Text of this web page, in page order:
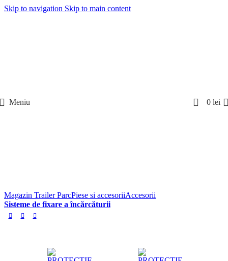
Skip to navigation Skip to main content
Meniu 0 0 lei
Magazin Trailer ParcPiese si accesoriiAccesorii
Sisteme de fixare a încărcăturii